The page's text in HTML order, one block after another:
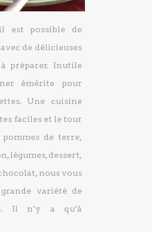
il est possible de
de délicieuses
préparer. Inutile
émérite pour
Une cuisine
faciles et le tour
pommes de terre,
légumes, dessert,
nous vous
variété de
Il n’y a qu’à